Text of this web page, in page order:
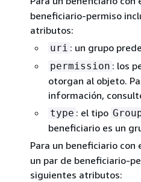
beneficiario-permiso
atributos:
uri : un grupo
permission : los
otorgan al objeto.
información,
type : el tipo
beneficiario es un
Para un beneficiario con
un par de beneficiario-
siguientes atributos: